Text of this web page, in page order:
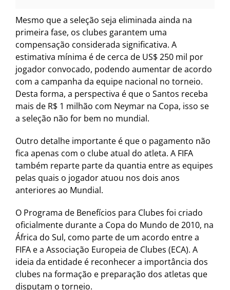
Mesmo que a seleção seja eliminada ainda na
primeira fase, os clubes garantem uma
compensação considerada significativa. A
estimativa mínima é de cerca de US$ 250 mil por
jogador convocado, podendo aumentar de acordo
com a campanha da equipe nacional no torneio.
Desta forma, a perspectiva é que o Santos receba
mais de R$ 1 milhão com Neymar na Copa, isso se
a seleção não for bem no mundial.
Outro detalhe importante é que o pagamento não
fica apenas com o clube atual do atleta. A FIFA
também reparte parte da quantia entre as equipes
pelas quais o jogador atuou nos dois anos
anteriores ao Mundial.
O Programa de Benefícios para Clubes foi criado
oficialmente durante a Copa do Mundo de 2010, na
África do Sul, como parte de um acordo entre a
FIFA e a Associação Europeia de Clubes (ECA). A
ideia da entidade é reconhecer a importância dos
clubes na formação e preparação dos atletas que
disputam o torneio.